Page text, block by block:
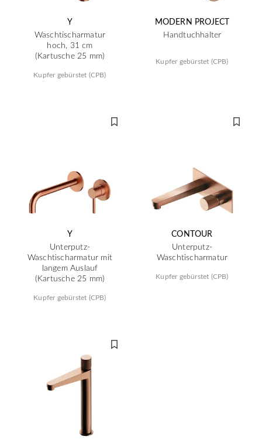
Y
Waschtischarmatur
hoch, 31 cm
(Kartusche 25 mm)
Kupfer gebürstet (CPB)
MODERN PROJECT
Handtuchhalter
Kupfer gebürstet (CPB)
Y
Unterputz-
Waschtischarmatur mit
langem Auslauf
(Kartusche 25 mm)
Kupfer gebürstet (CPB)
CONTOUR
Unterputz-
Waschtischarmatur
Kupfer gebürstet (CPB)